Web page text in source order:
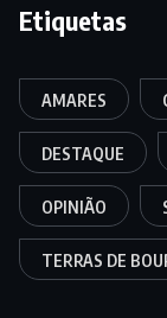
Etiquetas
AMARES
DESTAQUE
OPINIÃO
TERRAS DE